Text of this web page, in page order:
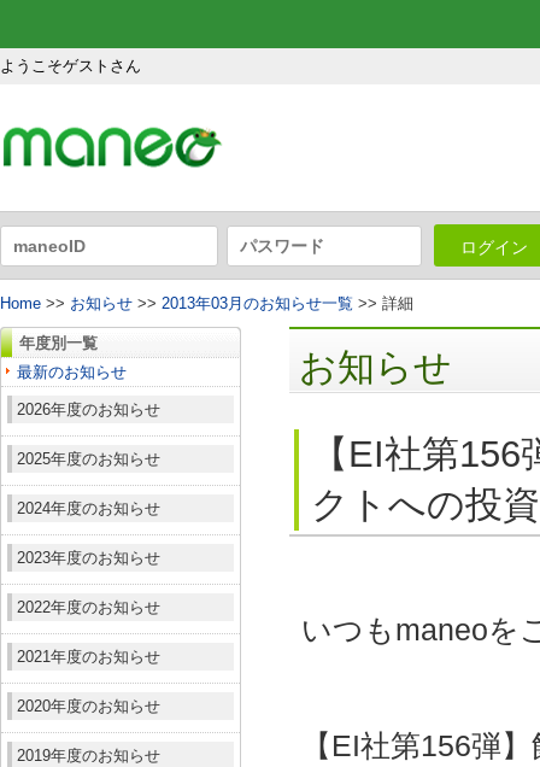
ようこそゲストさん
ログイン
Home >> お知らせ >> 2013年03月のお知らせ一覧 >> 詳細
年度別一覧
最新のお知らせ
2026年度のお知らせ
2025年度のお知らせ
2024年度のお知らせ
2023年度のお知らせ
2022年度のお知らせ
2021年度のお知らせ
2020年度のお知らせ
2019年度のお知らせ
お知らせ
【EI社第
クトへの投資
いつもmaneoを
【EI社第156弾